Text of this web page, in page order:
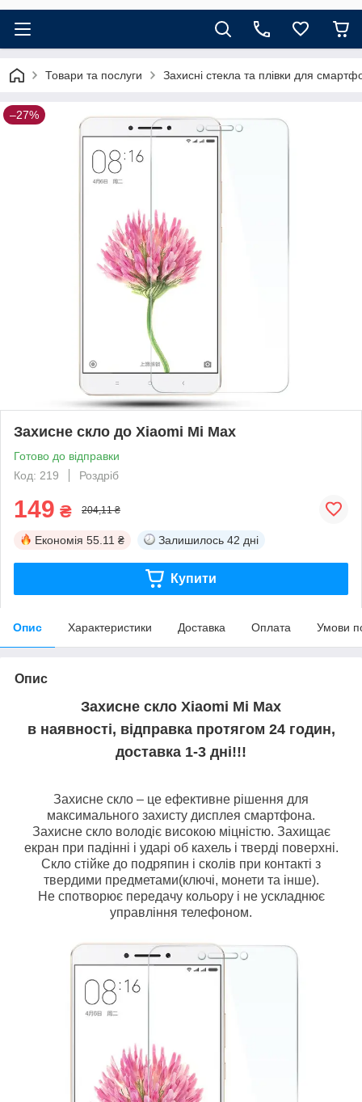
Товари та послуги Захисні стекла та плівки для
–27%
Захисне скло до Xiaomi Mi Max
Готово до відправки
Код: 219
Роздріб
149 ₴ 204,11 ₴
Економія 55.11 ₴ Залишилось 42 дні
Купити
Опис Характеристики Доставка Оплата Умови
Опис
Захисне скло Xiaomi Mi Max
в наявності, відправка протягом 24 годин,
доставка 1-3 дні!!!
Захисне скло – це ефективне рішення для
максимального захисту дисплея смартфона.
Захисне скло володіє високою міцністю. Захищає
екран при падінні і ударі об кахель і тверді поверхні.
Скло стійке до подряпин і сколів при контакті з
твердими предметами(ключі, монети та інше).
Не спотворює передачу кольору і не ускладнює
управління телефоном.